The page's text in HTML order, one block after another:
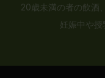
20歳未満の者の飲酒
妊娠中や授